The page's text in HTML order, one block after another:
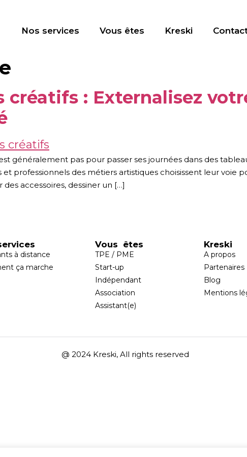
Nos services Vous êtes Kreski
créatifs : Externalisez
généralement pas pour passer ses journées dans des
professionnels des métiers artistiques choisissent leur voie
accessoires, dessiner un […]
à distance
ça marche
Vous êtes
TPE / PME
Start-up
Indépendant
Association
Assistant(e)
Kreski
A propos
Partenaires
Blog
Mentions
@ 2024 Kreski, All rights reserved